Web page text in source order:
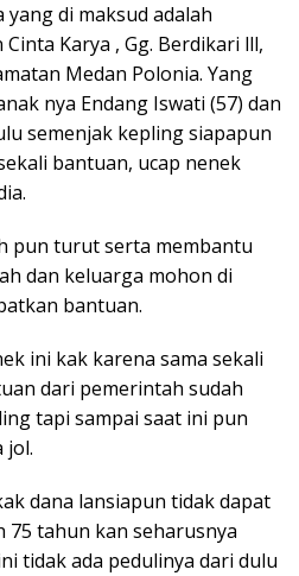
di maksud adalah
Karya , Gg. Berdikari lll,
Medan Polonia. Yang
nya Endang Iswati (57) dan
semenjak kepling siapapun
bantuan, ucap nenek
pun turut serta membantu
dan keluarga mohon di
bantuan.
ini kak karena sama sekali
dari pemerintah sudah
tapi sampai saat ini pun
jol.
dana lansiapun tidak dapat
75 tahun kan seharusnya
tidak ada pedulinya dari dulu